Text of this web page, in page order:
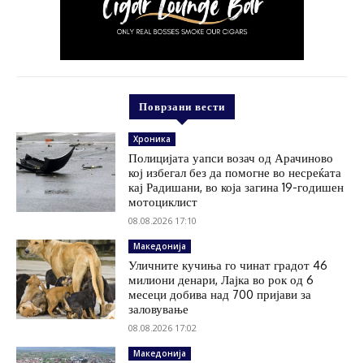
Поврзани вести
Хроника
Полицијата уапси возач од Арачиново
кој избегал без да помогне во несреќата
кај Радишани, во која загина 19-годишен
мотоциклист
08.08.2026 17:10
Македонија
Уличните кучиња го чинат градот 46
милиони денари, Лајка во рок од 6
месеци добива над 700 пријави за
заловување
08.08.2026 17:02
Македонија